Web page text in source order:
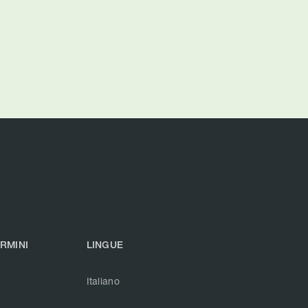
LINGUE
Italiano